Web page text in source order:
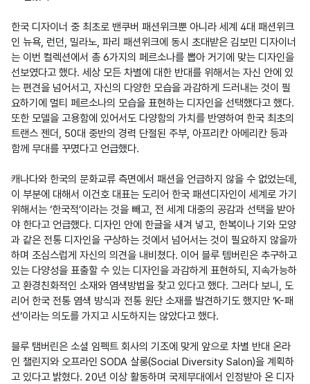
한국 디자이너 중 최초로 밴쿠버 패션위크뿐 아니라 세계 4대 패션위크
인 뉴욕, 런던, 밀라노, 파리 패션위크에 동시 초대받은 김보민 디자이너
는 이번 컬렉션에서 총 6가지의 페르소나를 뽑아 거기에 맞는 디자인을
선보였다고 했다. 세상 모든 차별에 대한 반대를 위해서는 자신 안에 있
는 편견을 넘어서고, 자신의 다양한 모습을 과감하게 드러내는 것이 필
요하기에 멀티 페르소나의 모습을 표현하는 디자인을 선택했다고 했다.
또한 모델을 고용함에 있어서도 다양함의 가치를 반영하여 한국 최초의
트랜스 젠더, 50대 중반의 경력 단절된 주부, 아프리칸 아메리칸 등과
함께 무대를 꾸몄다고 언급했다.
캐나다와 한국의 문화교류 측면에서 패션을 언급하지 않을 수 없었는데,
이 부분에 대해서 이건호 대표는 도리어 한국 패션디자인이 세계로 가기
위해서는 ‘한국적’이라는 것을 빼고, 전 세계 대중의 공감과 선택을 받아
야 한다고 언급했다. 디자인 안에 한글을 새겨 넣고, 한복이나 기와 모양
과 같은 전통 디자인을 구상하는 것에서 넘어서는 것이 필요하지 않을까
하며 조심스럽게 자신의 의견을 내비쳤다. 이어 블루 템버린은 추구하고
있는 다양성을 표출할 수 있는 디자인을 과감하게 표현하되, 지속가능하
고 환경친화적인 소재와 염색방법을 찾고 있다고 했다. 그러다 보니, 도
리어 한국 전통 염색 방식과 전통 원단 소재를 발견하기도 했지만 ‘K-패
션’이라는 의도를 가지고 시도하지는 않았다고 했다.
블루 탬버린은 소셜 임펙트 회사의 기조에 맞게 앞으로 차별 반대 온라
인 챌린지와 오프라인 SODA 살롱(Social Diversity Salon)을 계획하
고 있다고 밝혔다. 20년 이상 활동하며 국제무대에서 인정받아 온 디자